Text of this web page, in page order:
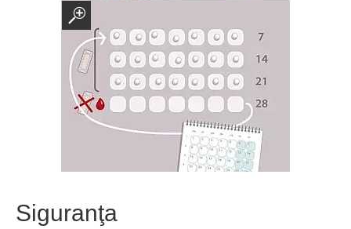
Siguranţa